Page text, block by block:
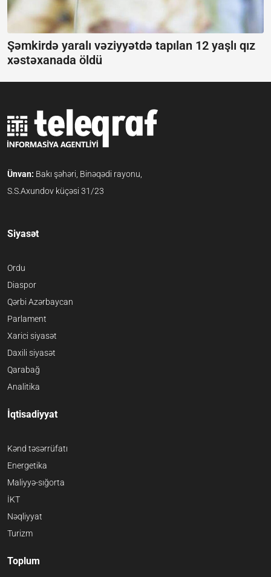
Şəmkirdə yaralı vəziyyətdə tapılan 12 yaşlı qız
xəstəxanada öldü
Ünvan: Bakı şəhəri, Binəqədi rayonu,
S.S.Axundov küçəsi 31/23
Siyasət
Ordu
Diaspor
Qərbi Azərbaycan
Parlament
Xarici siyasət
Daxili siyasət
Qarabağ
Analitika
İqtisadiyyat
Kənd təsərrüfatı
Energetika
Maliyyə-sığorta
İKT
Nəqliyyat
Turizm
Toplum